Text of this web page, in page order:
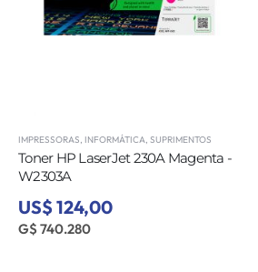
IMPRESSORAS, INFORMÁTICA, SUPRIMENTOS
Toner HP LaserJet 230A Magenta -
W2303A
US$ 124,00
G$ 740.280